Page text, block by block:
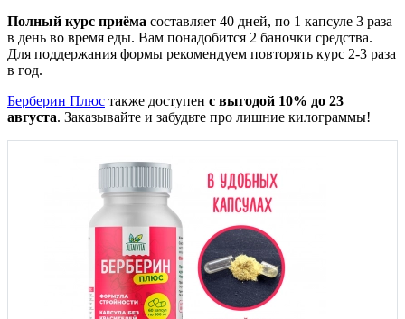
Полный курс приёма составляет 40 дней, по 1 капсуле 3 раза
в день во время еды. Вам понадобится 2 баночки средства.
Для поддержания формы рекомендуем повторять курс 2-3 раза
в год.
Берберин Плюс также доступен с выгодой 10% до 23
августа. Заказывайте и забудьте про лишние килограммы!